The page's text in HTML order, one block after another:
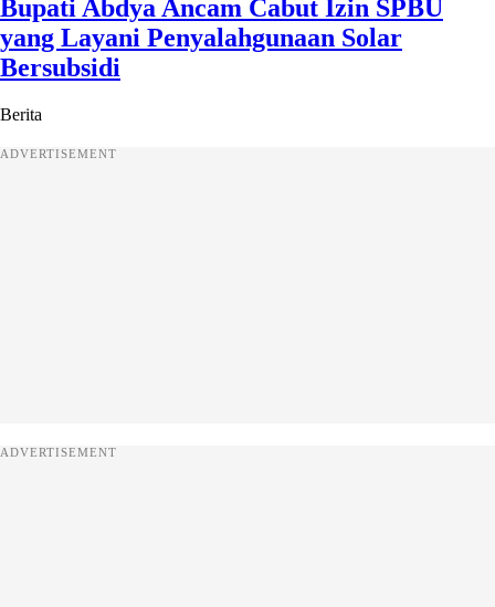
Bupati Abdya Ancam Cabut Izin SPBU
yang Layani Penyalahgunaan Solar
Bersubsidi
Berita
ADVERTISEMENT
ADVERTISEMENT